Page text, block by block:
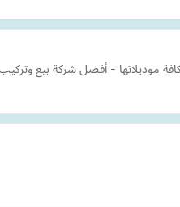
موديلاتها - أفضل شركة بيع